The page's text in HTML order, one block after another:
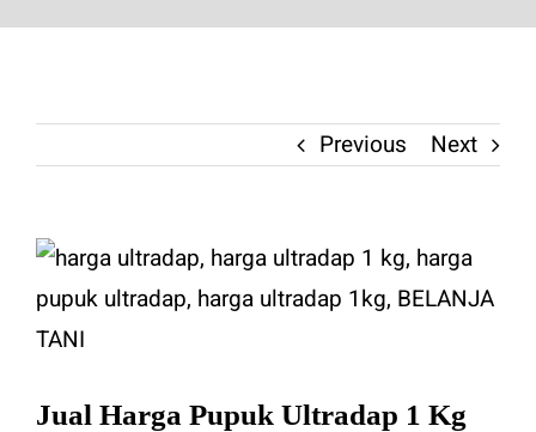
Previous Next
View
Larger
Image
Jual Harga Pupuk Ultradap 1 Kg